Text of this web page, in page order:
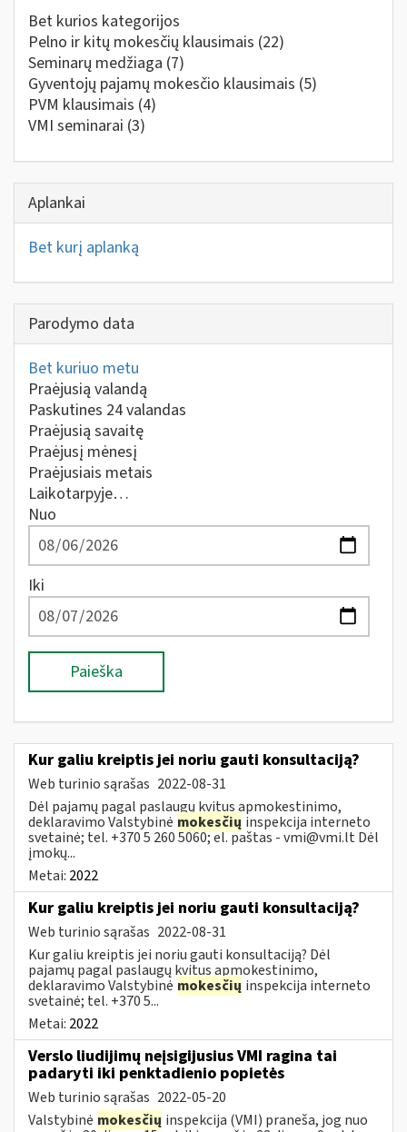
Bet kurios kategorijos
Pelno ir kitų mokesčių klausimais (22)
Seminarų medžiaga (7)
Gyventojų pajamų mokesčio klausimais (5)
PVM klausimais (4)
VMI seminarai (3)
Aplankai
Bet kurį aplanką
Parodymo data
Bet kuriuo metu
Praėjusią valandą
Paskutines 24 valandas
Praėjusią savaitę
Praėjusį mėnesį
Praėjusiais metais
Laikotarpyje…
Nuo
Iki
Paieška
Kur galiu kreiptis jei noriu gauti konsultaciją?
Web turinio sąrašas 2022-08-31
Dėl pajamų pagal paslaugų kvitus apmokestinimo,
deklaravimo Valstybinė mokesčių inspekcija interneto
svetainė; tel. +370 5 260 5060; el. paštas -vmi@vmi.ltDėl
įmokų...
Metai: 2022
Kur galiu kreiptis jei noriu gauti konsultaciją?
Web turinio sąrašas 2022-08-31
Kur galiu kreiptis jei noriu gauti konsultaciją? Dėl
pajamų pagal paslaugų kvitus apmokestinimo,
deklaravimo Valstybinė mokesčių inspekcija interneto
svetainė; tel. +370 5...
Metai: 2022
Verslo liudijimų neįsigijusius VMI ragina tai
padaryti iki penktadienio popietės
Web turinio sąrašas 2022-05-20
Valstybinė mokesčių inspekcija (VMI) praneša, jog nuo